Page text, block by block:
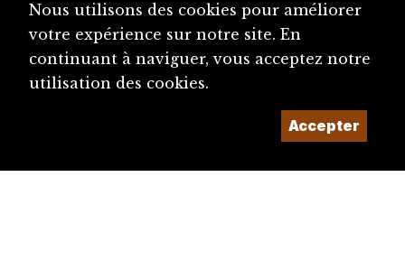
Nous utilisons des cookies pour améliorer
votre expérience sur notre site. En
continuant à naviguer, vous acceptez notre
utilisation des cookies.
Accepter